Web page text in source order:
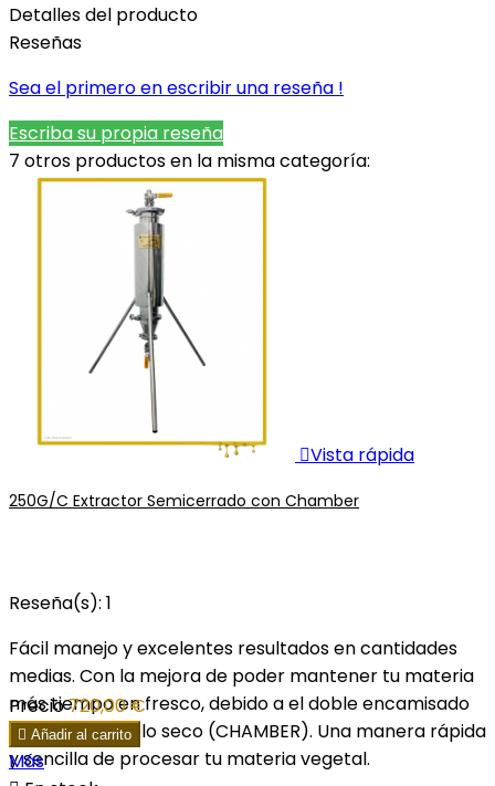
Detalles del producto
Reseñas
Sea el primero en escribir una reseña !
Escriba su propia reseña
7 otros productos en la misma categoría:
Vista rápida
250G/C Extractor Semicerrado con Chamber
Reseña(s): 1
Fácil manejo y excelentes resultados en cantidades
medias. Con la mejora de poder mantener tu materia
más tiempo en fresco, debido a el doble encamisado
para hielo o hielo seco (CHAMBER). Una manera rápida
y sencilla de procesar tu materia vegetal.
Precio720,00 €
 Añadir al carrito
Más